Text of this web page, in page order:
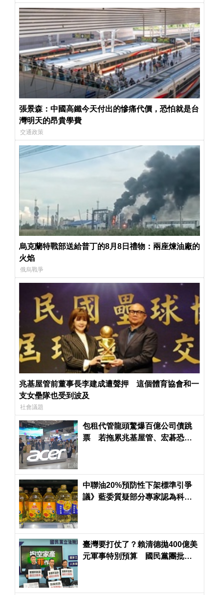
張景森：中國高鐵今天付出的慘痛代價，恐怕就是台
灣明天的昂貴學費
交通政策
烏克蘭特戰部送給普丁的8月8日禮物：兩座煉油廠的
火焰
俄烏戰爭
兆基屋管前董事長李建成遭聲押 這個體育協會和一
支女壘隊也受到波及
社會議題
包租代管龍頭驚爆百億公司債跳
票 若拖累兆基屋管、宏碁恐淪
中聯油20%預防性下架標準引爭
議》藍委質疑部分專家認為科學
臺灣要打仗了？賴清德拋400億美
元軍事特別預算 國民黨團批天